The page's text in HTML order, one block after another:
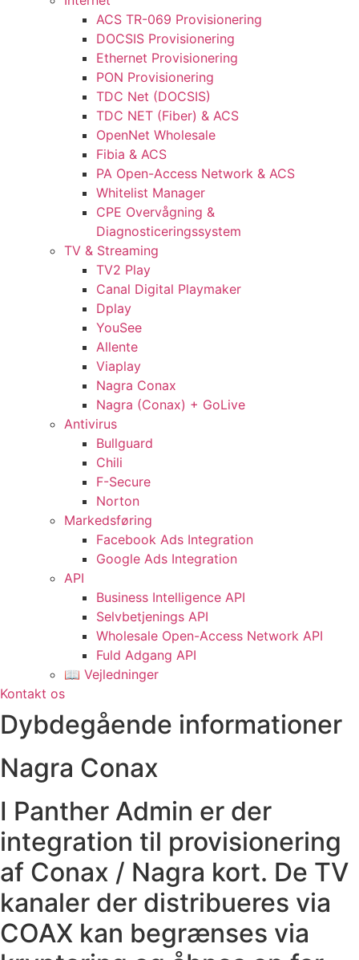
ACS TR-069 Provisionering
DOCSIS Provisionering
Ethernet Provisionering
PON Provisionering
TDC Net (DOCSIS)
TDC NET (Fiber) & ACS
OpenNet Wholesale
Fibia & ACS
PA Open-Access Network & ACS
Whitelist Manager
CPE Overvågning &
Diagnosticeringssystem
TV & Streaming
TV2 Play
Canal Digital Playmaker
Dplay
YouSee
Allente
Viaplay
Nagra Conax
Nagra (Conax) + GoLive
Antivirus
Bullguard
Chili
F-Secure
Norton
Markedsføring
Facebook Ads Integration
Google Ads Integration
API
Business Intelligence API
Selvbetjenings API
Wholesale Open-Access Network API
Fuld Adgang API
📖 Vejledninger
Kontakt os
Dybdegående informationer
Nagra Conax
I Panther Admin er der
integration til provisionering
af Conax / Nagra kort. De TV
kanaler der distribueres via
COAX kan begrænses via